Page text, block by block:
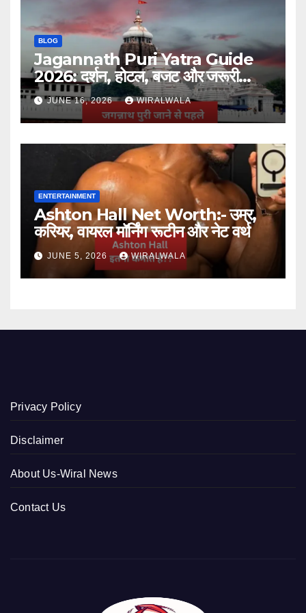
BLOG
Jagannath Puri Yatra Guide
2026: दर्शन, होटल, बजट और जरूरी
जानकारी
JUNE 16, 2026 WIRALWALA
ENTERTAINMENT
Ashton Hall Net Worth:- उम्र,
करियर, वायरल मॉर्निंग रूटीन और नेट वर्थ
JUNE 5, 2026 WIRALWALA
Privacy Policy
Disclaimer
About Us-Wiral News
Contact Us